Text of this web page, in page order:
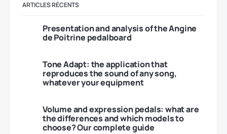
ARTICLES RÉCENTS
Presentation and analysis of the Angine
de Poitrine pedalboard
Tone Adapt: the application that
reproduces the sound of any song,
whatever your equipment
Volume and expression pedals: what are
the differences and which models to
choose? Our complete guide